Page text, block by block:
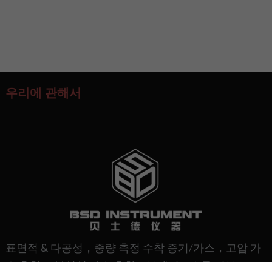
우리에 관해서
표면적 & 다공성，중량 측정 수착 증기/가스，고압 가